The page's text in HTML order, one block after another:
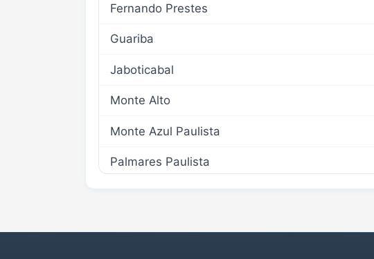
Fernando Prestes
Guariba
Jaboticabal
Monte Alto
Monte Azul Paulista
Palmares Paulista